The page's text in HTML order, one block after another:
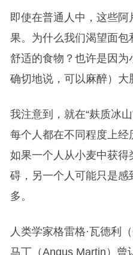
即使在普通人中，这些
果。为什么我们渴望面
舒适的食物？也许是因
确切地说，可以麻醉）大
我注意到，就在“麸质冰
每个人都在不同程度上经
如果一个人从小麦中获
碍，另一个人可能只是
多。
人类学家格雷格·瓦德利
马丁（Angus Martin）曾